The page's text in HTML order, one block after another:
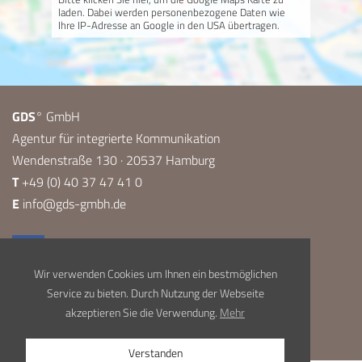
laden. Dabei werden personenbezogene Daten wie
Ihre IP-Adresse an Google in den USA übertragen.
GDS° GmbH
Agentur für integrierte Kommunikation
Wendenstraße 130 · 20537 Hamburg
T+49 (0) 40 37 47 41 0
E info@gds-gmbh.de
Impressum Datenschutz
Wir verwenden Cookies um Ihnen ein bestmöglichen
Service zu bieten. Durch Nutzung der Webseite
akzeptieren Sie die Verwendung. Mehr
Verstanden